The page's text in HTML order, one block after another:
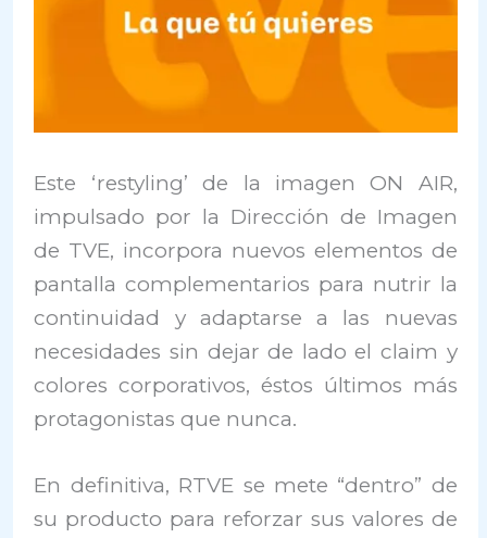
Este ‘restyling’ de la imagen ON AIR,
impulsado por la Dirección de Imagen
de TVE, incorpora nuevos elementos de
pantalla complementarios para nutrir la
continuidad y adaptarse a las nuevas
necesidades sin dejar de lado el claim y
colores corporativos, éstos últimos más
protagonistas que nunca.
En definitiva, RTVE se mete “dentro” de
su producto para reforzar sus valores de